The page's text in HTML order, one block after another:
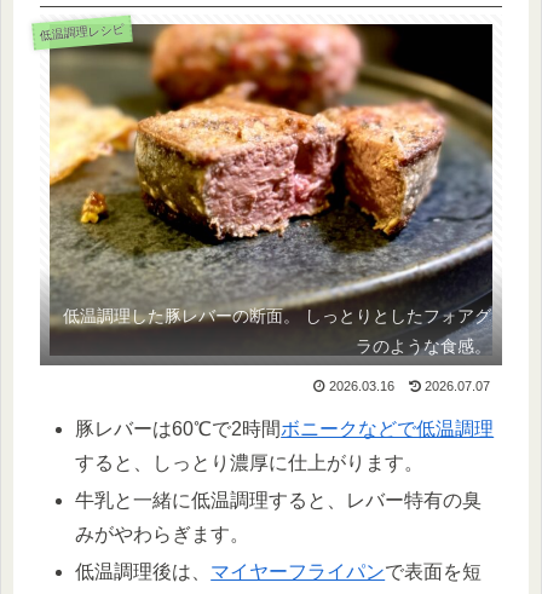
低温調理レシピ
低温調理した豚レバーの断面。 しっとりとしたフォアグ
ラのような食感。
2026.03.16 2026.07.07
豚レバーは60℃で2時間ボニークなどで低温調理
すると、しっとり濃厚に仕上がります。
牛乳と一緒に低温調理すると、レバー特有の臭
みがやわらぎます。
低温調理後は、 マイヤーフライパンで表面を短